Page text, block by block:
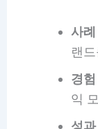
사
랜
경
익
성